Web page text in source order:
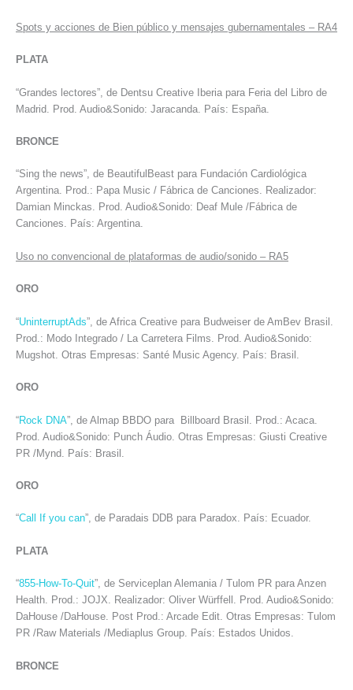
Spots y acciones de Bien público y mensajes gubernamentales – RA4
PLATA
“Grandes lectores”, de Dentsu Creative Iberia para Feria del Libro de
Madrid. Prod. Audio&Sonido: Jaracanda. País: España.
BRONCE
“Sing the news”, de BeautifulBeast para Fundación Cardiológica
Argentina. Prod.: Papa Music / Fábrica de Canciones. Realizador:
Damian Minckas. Prod. Audio&Sonido: Deaf Mule /Fábrica de
Canciones. País: Argentina.
Uso no convencional de plataformas de audio/sonido – RA5
ORO
“UninterruptAds”, de Africa Creative para Budweiser de AmBev Brasil.
Prod.: Modo Integrado / La Carretera Films. Prod. Audio&Sonido:
Mugshot. Otras Empresas: Santé Music Agency. País: Brasil.
ORO
“Rock DNA”, de Almap BBDO para Billboard Brasil. Prod.: Acaca.
Prod. Audio&Sonido: Punch Áudio. Otras Empresas: Giusti Creative
PR /Mynd. País: Brasil.
ORO
“Call If you can”, de Paradais DDB para Paradox. País: Ecuador.
PLATA
“855-How-To-Quit”, de Serviceplan Alemania / Tulom PR para Anzen
Health. Prod.: JOJX. Realizador: Oliver Würffell. Prod. Audio&Sonido:
DaHouse /DaHouse. Post Prod.: Arcade Edit. Otras Empresas: Tulom
PR /Raw Materials /Mediaplus Group. País: Estados Unidos.
BRONCE